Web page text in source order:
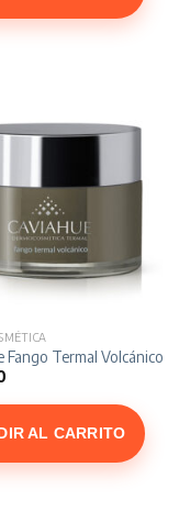
Fango Termal Volcánico x
AL CARRITO